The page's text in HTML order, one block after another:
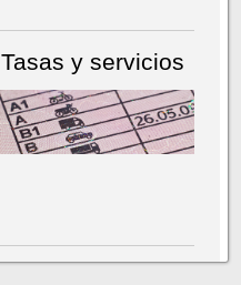
Tasas y servicios